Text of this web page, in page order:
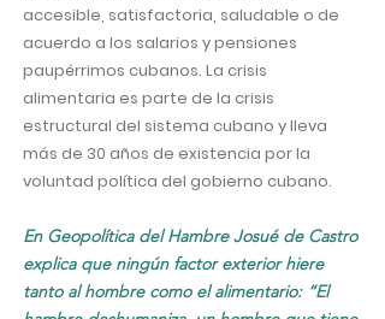
accesible, satisfactoria, saludable o de
acuerdo a los salarios y pensiones
paupérrimos cubanos. La crisis
alimentaria es parte de la crisis
estructural del sistema cubano y lleva
más de 30 años de existencia por la
voluntad política del gobierno cubano.
En Geopolítica del Hambre Josué de Castro
explica que ningún factor exterior hiere
tanto al hombre como el alimentario: “El